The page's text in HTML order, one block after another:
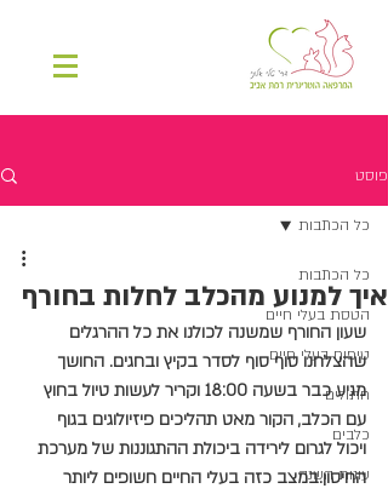
פוסט
כל הכתבות
הטסת בעלי חיים
טיפוח בעלי חיים
חתולים
כלבים
עונות השנה
כל הכתבות
איך למנוע מהכלב לחלות בחורף
שעון החורף שמשנה לכולנו את כל ההרגלים
שהצלחנו סוף סוף לסדר בקיץ ובחגים. החושך
מגיע כבר בשעה 18:00 וקריר לעשות טיול בחוץ
עם הכלב, הקור מאט תהליכים פיזיולוגים בגוף
ויכול לגרום לירידה ביכולת ההתגוננות של מערכת
החיסון.במצב כזה בעלי החיים חשופים ליותר